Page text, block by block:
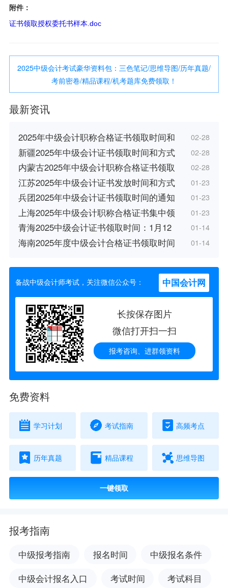
附件：
证书领取授权委托书样本.doc
2025中级会计考试豪华资料包：三色笔记/思维导图/历年真题/
考前密卷/精品课程/机考题库免费领取！
最新资讯
2025年中级会计职称合格证书领取时间和 02-28
新疆2025年中级会计证书领取时间和方式 02-28
内蒙古2025年中级会计职称合格证书领取 02-28
江苏2025年中级会计证书发放时间和方式 01-23
兵团2025年中级会计证书领取时间的通知 01-23
上海2025年中级会计职称合格证书集中领 01-23
青海2025中级会计证书领取时间：1月12 01-14
海南2025年度中级会计合格证书领取时间 01-14
备战中级会计师考试，关注微信公众号： 中国会计网
长按保存图片
微信打开扫一扫
报考咨询、进群领资料
免费资料
学习计划 考试指南 高频考点
历年真题 精品课程 思维导图
一键领取
报考指南
中级报考指南 报名时间
中级报名条件
中级会计报名入口
考试时间 考试科目